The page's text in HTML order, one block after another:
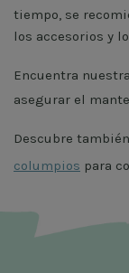
tiempo, se
los accesorios y
Encuentra
asegurar el
Descubre
columpios para